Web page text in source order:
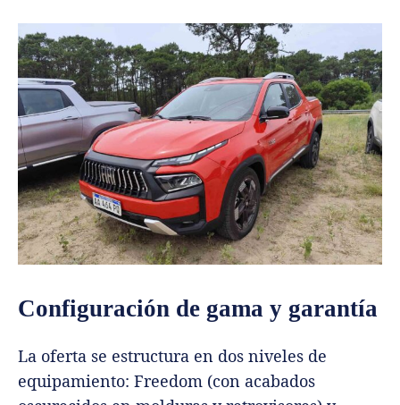
Configuración de gama y garantía
La oferta se estructura en dos niveles de
equipamiento: Freedom (con acabados